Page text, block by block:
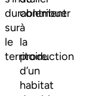
durablement
sur
le
territoire.
contribuer
à
la
production
d’un
habitat